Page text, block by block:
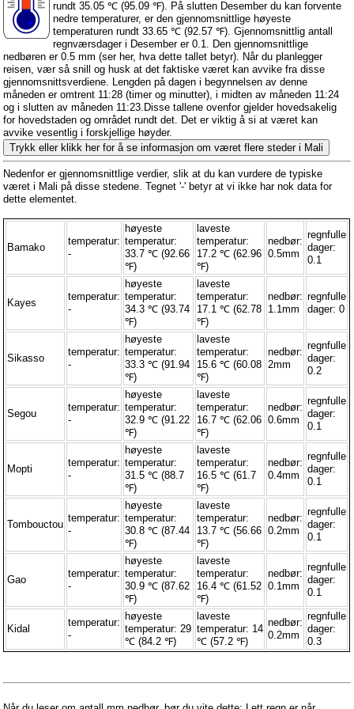
rundt 35.05 ℃ (95.09 ℉). På slutten Desember du kan forvente
nedre temperaturer, er den gjennomsnittlige høyeste
temperaturen rundt 33.65 ℃ (92.57 ℉). Gjennomsnittlig antall
regnværsdager i Desember er 0.1. Den gjennomsnittlige
nedbøren er 0.5 mm (ser her, hva dette tallet betyr). Når du planlegger
reisen, vær så snill og husk at det faktiske været kan avvike fra disse
gjennomsnittsverdiene. Lengden på dagen i begynnelsen av denne
måneden er omtrent 11:28 (timer og minutter), i midten av måneden 11:24
og i slutten av måneden 11:23.Disse tallene ovenfor gjelder hovedsakelig
for hovedstaden og området rundt det. Det er viktig å si at været kan
avvike vesentlig i forskjellige høyder.
Trykk eller klikk her for å se informasjon om været flere steder i Mali
Nedenfor er gjennomsnittlige verdier, slik at du kan vurdere de typiske
været i Mali på disse stedene. Tegnet '-' betyr at vi ikke har nok data for
dette elementet.
Bamako
temperatur:
-
høyeste
temperatur:
33.7 ℃ (92.66
℉)
laveste
temperatur:
17.2 ℃ (62.96
℉)
nedbør:
0.5mm
regnfulle
dager:
0.1
Kayes
temperatur:
-
høyeste
temperatur:
34.3 ℃ (93.74
℉)
laveste
temperatur:
17.1 ℃ (62.78
℉)
nedbør:
1.1mm
regnfulle
dager: 0
Sikasso
temperatur:
-
høyeste
temperatur:
33.3 ℃ (91.94
℉)
laveste
temperatur:
15.6 ℃ (60.08
℉)
nedbør:
2mm
regnfulle
dager:
0.2
Segou
temperatur:
-
høyeste
temperatur:
32.9 ℃ (91.22
℉)
laveste
temperatur:
16.7 ℃ (62.06
℉)
nedbør:
0.6mm
regnfulle
dager:
0.1
Mopti
temperatur:
-
høyeste
temperatur:
31.5 ℃ (88.7
℉)
laveste
temperatur:
16.5 ℃ (61.7
℉)
nedbør:
0.4mm
regnfulle
dager:
0.1
Tombouctou
temperatur:
-
høyeste
temperatur:
30.8 ℃ (87.44
℉)
laveste
temperatur:
13.7 ℃ (56.66
℉)
nedbør:
0.2mm
regnfulle
dager:
0.1
Gao
temperatur:
-
høyeste
temperatur:
30.9 ℃ (87.62
℉)
laveste
temperatur:
16.4 ℃ (61.52
℉)
nedbør:
0.1mm
regnfulle
dager:
0.1
Kidal
temperatur:
-
høyeste
temperatur: 29
℃ (84.2 ℉)
laveste
temperatur: 14
℃ (57.2 ℉)
nedbør:
0.2mm
regnfulle
dager:
0.3